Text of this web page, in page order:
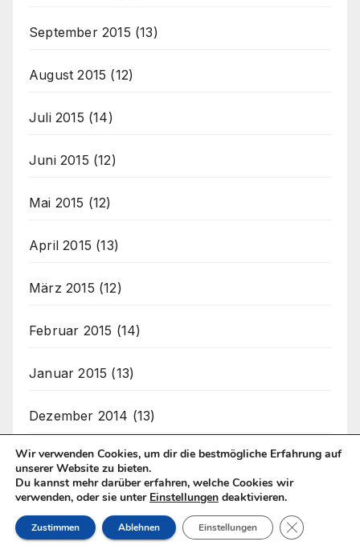
September 2015 (13)
August 2015 (12)
Juli 2015 (14)
Juni 2015 (12)
Mai 2015 (12)
April 2015 (13)
März 2015 (12)
Februar 2015 (14)
Januar 2015 (13)
Dezember 2014 (13)
November 2014(12)
Oktober 2014(13)
September 2014(12)
Wir verwenden Cookies, um dir die bestmögliche Erfahrung auf
unserer Website zu bieten.
Du kannst mehr darüber erfahren, welche Cookies wir
verwenden, oder sie unter Einstellungen deaktivieren.
Zustimmen Ablehnen Einstellungen GDPR